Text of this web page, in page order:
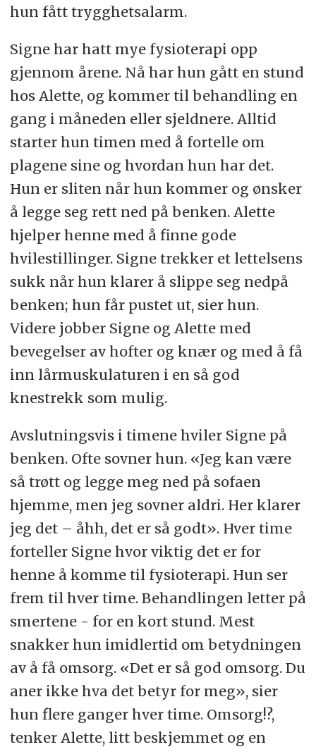
hun fått trygghetsalarm.
Signe har hatt mye fysioterapi opp
gjennom årene. Nå har hun gått en stund
hos Alette, og kommer til behandling en
gang i måneden eller sjeldnere. Alltid
starter hun timen med å fortelle om
plagene sine og hvordan hun har det.
Hun er sliten når hun kommer og ønsker
å legge seg rett ned på benken. Alette
hjelper henne med å finne gode
hvilestillinger. Signe trekker et lettelsens
sukk når hun klarer å slippe seg nedpå
benken; hun får pustet ut, sier hun.
Videre jobber Signe og Alette med
bevegelser av hofter og knær og med å få
inn lårmuskulaturen i en så god
knestrekk som mulig.
Avslutningsvis i timene hviler Signe på
benken. Ofte sovner hun. «Jeg kan være
så trøtt og legge meg ned på sofaen
hjemme, men jeg sovner aldri. Her klarer
jeg det – åhh, det er så godt». Hver time
forteller Signe hvor viktig det er for
henne å komme til fysioterapi. Hun ser
frem til hver time. Behandlingen letter på
smertene - for en kort stund. Mest
snakker hun imidlertid om betydningen
av å få omsorg. «Det er så god omsorg. Du
aner ikke hva det betyr for meg», sier
hun flere ganger hver time. Omsorg!?,
tenker Alette, litt beskjemmet og en